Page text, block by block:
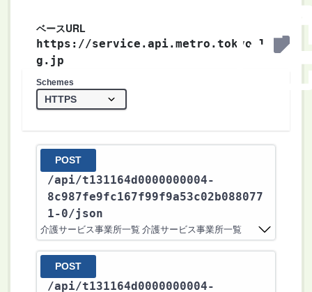
ベースURL
https://service.api.metro.tokyo.l
g.jp
Schemes
POST
/api/t131164d0000000004-
8c987fe9fc167f99f9a53c02b088077
1-0/json
介護サービス事業所一覧 介護サービス事業所一覧
POST
/api/t131164d0000000004-